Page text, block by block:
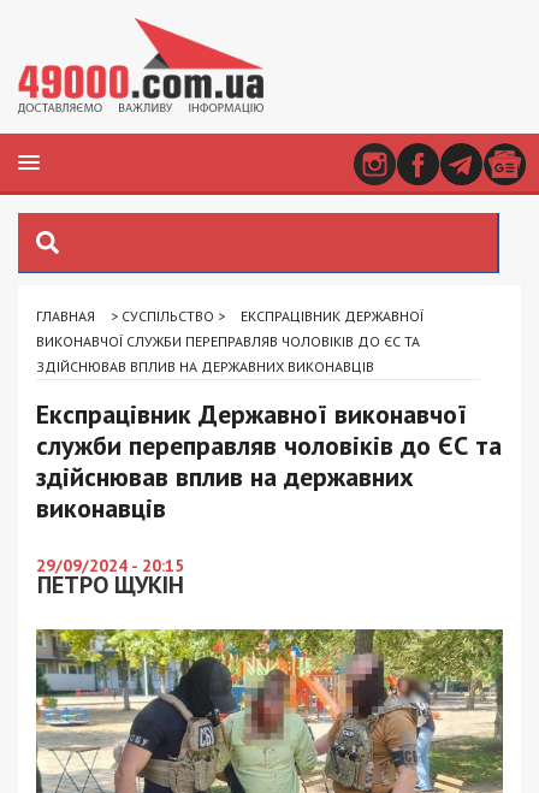
ГЛАВНАЯ > СУСПІЛЬСТВО >
ЕКСПРАЦІВНИК ДЕРЖАВНОЇ
ВИКОНАВЧОЇ СЛУЖБИ ПЕРЕПРАВЛЯВ ЧОЛОВІКІВ ДО ЄС ТА
ЗДІЙСНЮВАВ ВПЛИВ НА ДЕРЖАВНИХ ВИКОНАВЦІВ
Експрацівник Державної виконавчої
служби переправляв чоловіків до ЄС та
здійснював вплив на державних
виконавців
29/09/2024 - 20:15
ПЕТРО ЩУКІН